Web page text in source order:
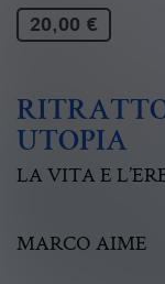
20,00 €
UTOPIA
LA VITA E
MARCO AIME